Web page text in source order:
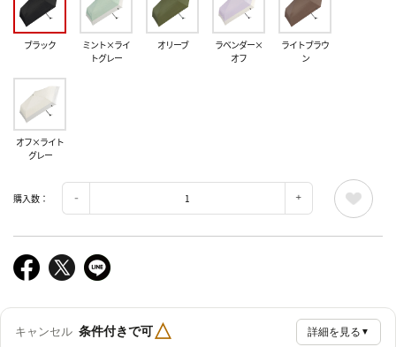
ブラック
ミント×ライ
トグレー
オリーブ
ラベンダー×
オフ
ライトブラウ
ン
オフ×ライト
グレー
購入数：
キャンセル 条件付きで可△ 詳細を見る ▼